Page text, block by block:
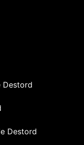
Destord
Destord